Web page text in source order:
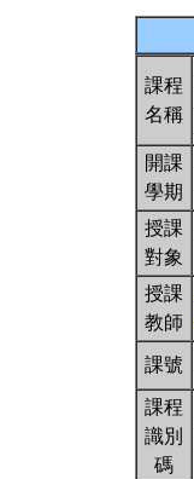
課程
名稱
開課
學期
授課
對象
授課
教師
課號
課程
識別
碼